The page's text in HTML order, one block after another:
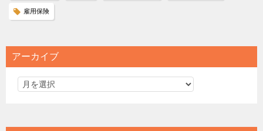
雇用保険
アーカイブ